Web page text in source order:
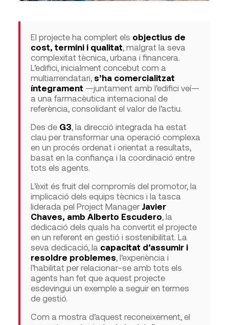
El projecte ha complert els objectius de
cost, termini i qualitat, malgrat la seva
complexitat tècnica, urbana i financera.
L’edifici, inicialment concebut com a
multiarrendatari, s’ha comercialitzat
íntegrament —juntament amb l’edifici veí—
a una farmacèutica internacional de
referència, consolidant el valor de l’actiu.
Des de G3, la direcció integrada ha estat
clau per transformar una operació complexa
en un procés ordenat i orientat a resultats,
basat en la confiança i la coordinació entre
tots els agents.
L’èxit és fruit del compromís del promotor, la
implicació dels equips tècnics i la tasca
liderada pel Project Manager Javier
Chaves, amb Alberto Escudero, la
dedicació dels quals ha convertit el projecte
en un referent en gestió i sostenibilitat. La
seva dedicació, la capacitat d’assumir i
resoldre problemes, l’experiència i
l’habilitat per relacionar-se amb tots els
agents han fet que aquest projecte
esdevingui un exemple a seguir en termes
de gestió.
Com a mostra d’aquest reconeixement, el